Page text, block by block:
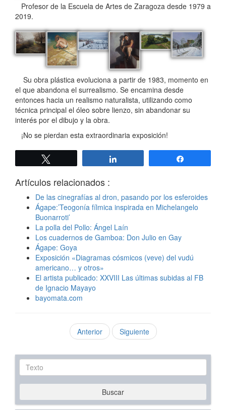
Profesor de la Escuela de Artes de Zaragoza desde 1979 a
2019.
Su obra plástica evoluciona a partir de 1983, momento en
el que abandona el surrealismo. Se encamina desde
entonces hacia un realismo naturalista, utilizando como
técnica principal el óleo sobre lienzo, sin abandonar su
interés por el dibujo y la obra.
¡No se pierdan esta extraordinaria exposición!
Artículos relacionados :
De las cinegrafías al dron, pasando por los esferoides
Ágape:’Teogonía fílmica inspirada en Michelangelo
Buonarroti’
La polla del Pollo: Ángel Laín
Los cuadernos de Gamboa: Don Julio en Gay
Ágape: Goya
Exposición «Diagramas cósmicos (veve) del vudú
americano… y otros»
El artista publicado: XXVIII Las últimas subidas al FB
de Ignacio Mayayo
bayomata.com
Anterior Siguiente
Texto
Buscar